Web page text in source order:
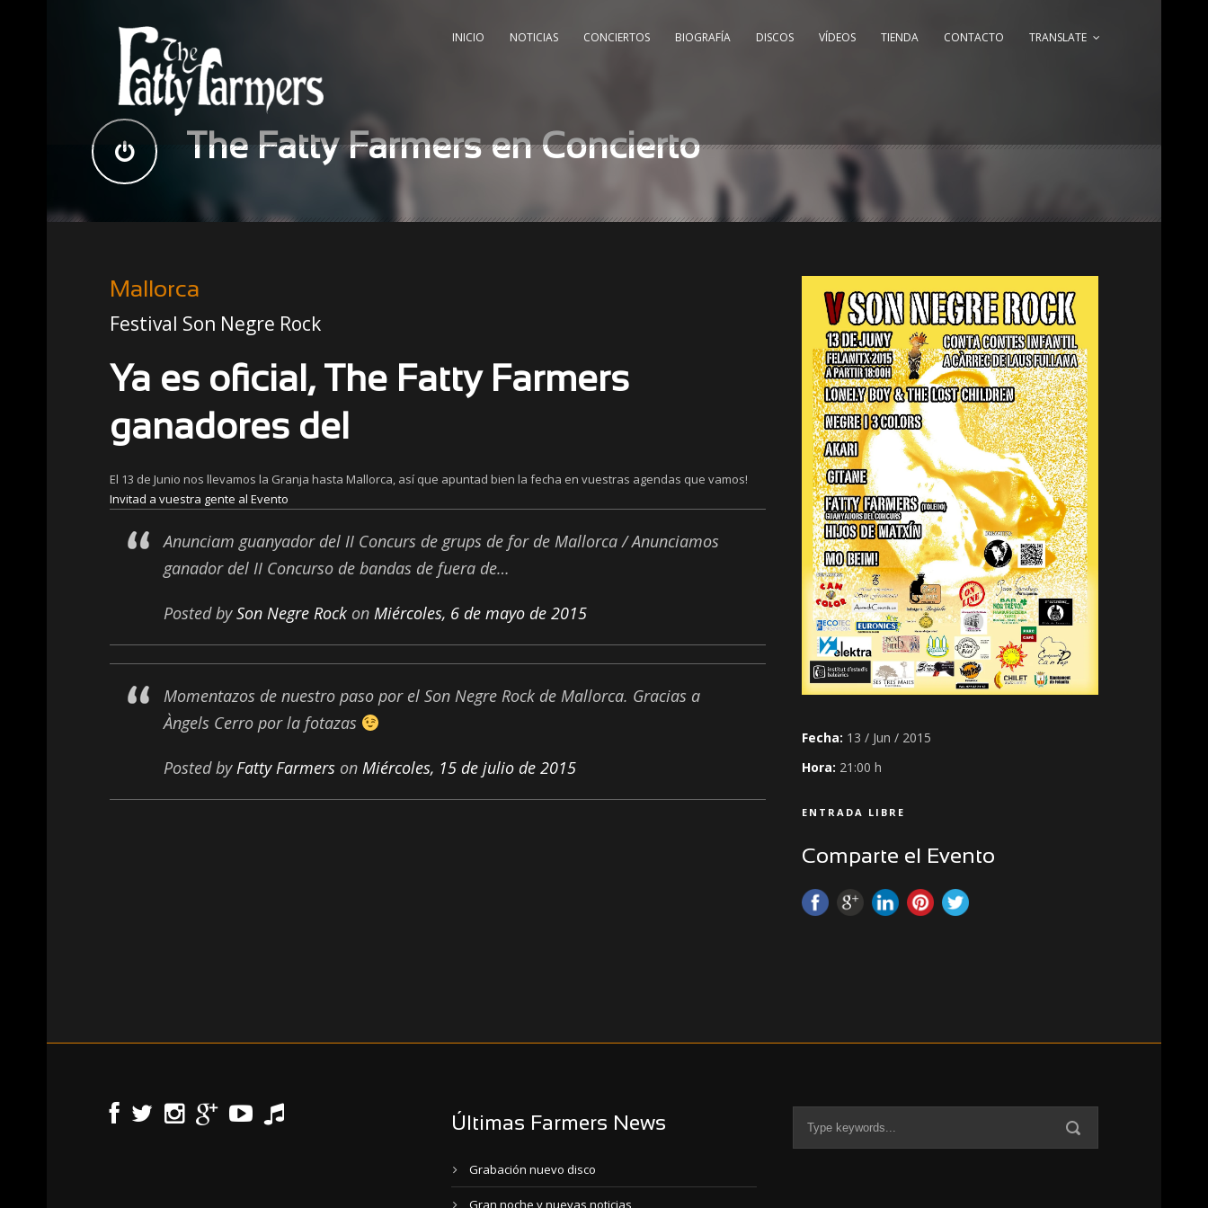
INICIO NOTICIAS CONCIERTOS BIOGRAFÍA DISCOS VÍDEOS TIENDA CONTACTO TRANSLATE
The Fatty Farmers en Concierto
Fecha: 13 / Jun / 2015
Hora: 21:00 h
ENTRADA LIBRE
Comparte el Evento
Mallorca
Festival Son Negre Rock
Ya es oficial, The Fatty Farmers
ganadores del
El 13 de Junio nos llevamos la Granja hasta Mallorca, así que apuntad bien la fecha en vuestras agendas que vamos!
Invitad a vuestra gente al Evento
Anunciam guanyador del II Concurs de grups de for de Mallorca / Anunciamos
ganador del II Concurso de bandas de fuera de…
Posted bySon Negre Rock on Miércoles, 6 de mayo de 2015
Momentazos de nuestro paso por el Son Negre Rock de Mallorca. Gracias a
Àngels Cerro por la fotazas
Posted byFatty Farmers on Miércoles, 15 de julio de 2015
Últimas Farmers News
Grabación nuevo disco
Gran noche y nuevas noticias